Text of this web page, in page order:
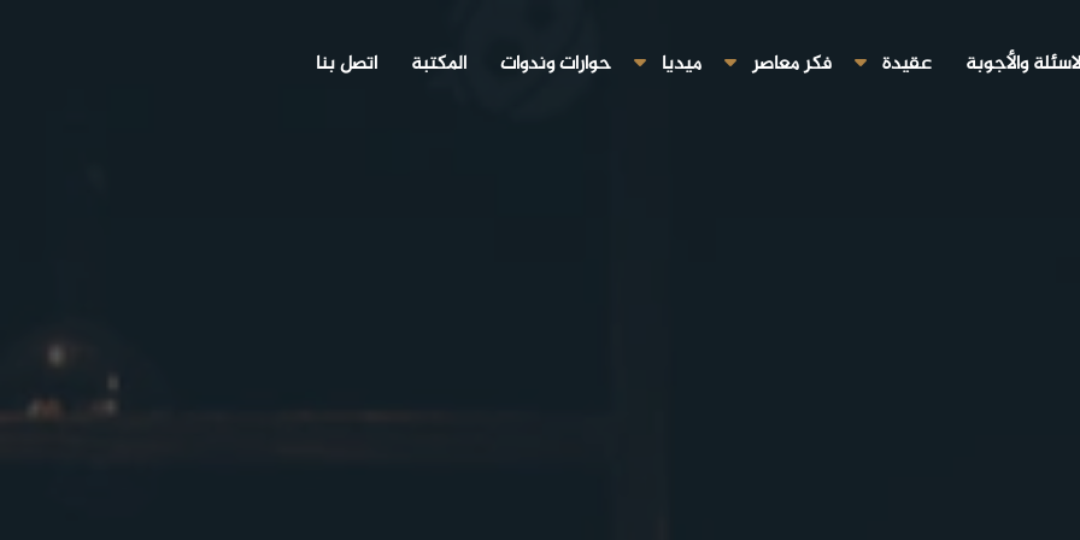
والأجوبة عقيدة فكر معاصر ميديا حوارات وندوات المكتبة اتصل بنا